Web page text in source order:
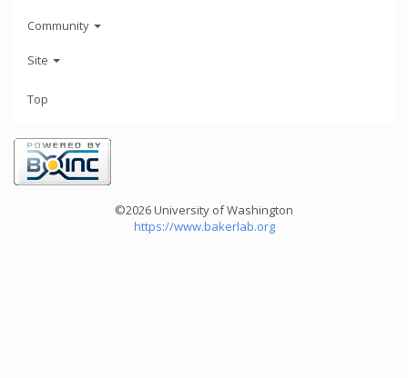
Community
Site
Top
©2026 University of Washington
https://www.bakerlab.org